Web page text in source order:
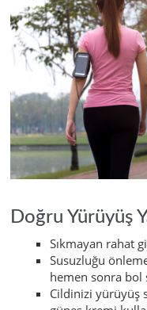
Doğru Yürüyüş
Sıkmayan rahat
Susuzluğu
hemen sonra bol
Cildinizi yürüyüş